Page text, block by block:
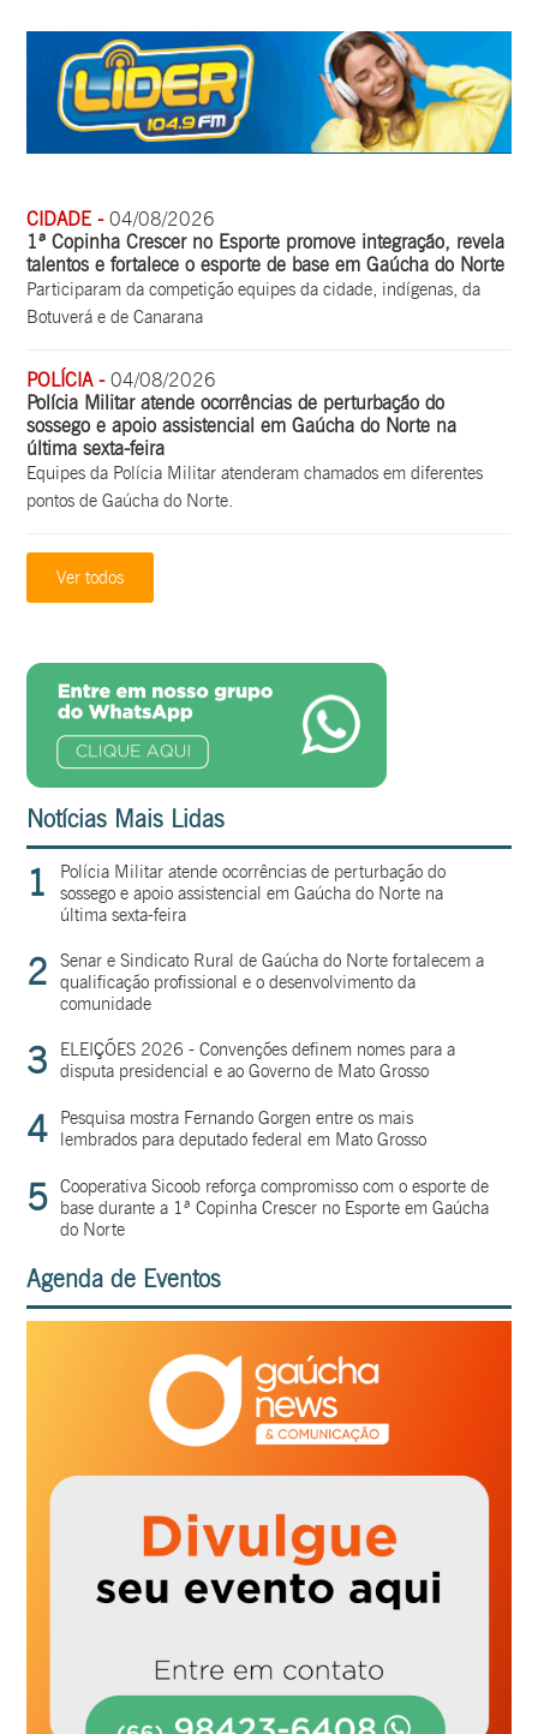
CIDADE -04/08/2026
1ª Copinha Crescer no Esporte promove integração, revela
talentos e fortalece o esporte de base em Gaúcha do Norte
Participaram da competição equipes da cidade, indígenas, da
Botuverá e de Canarana
POLÍCIA -04/08/2026
Polícia Militar atende ocorrências de perturbação do
sossego e apoio assistencial em Gaúcha do Norte na
última sexta-feira
Equipes da Polícia Militar atenderam chamados em diferentes
pontos de Gaúcha do Norte.
Ver todos
Notícias Mais Lidas
1
Polícia Militar atende ocorrências de perturbação do
sossego e apoio assistencial em Gaúcha do Norte na
última sexta-feira
2
Senar e Sindicato Rural de Gaúcha do Norte fortalecem a
qualificação profissional e o desenvolvimento da
comunidade
3
ELEIÇÕES 2026 - Convenções definem nomes para a
disputa presidencial e ao Governo de Mato Grosso
4
Pesquisa mostra Fernando Gorgen entre os mais
lembrados para deputado federal em Mato Grosso
5 Cooperativa Sicoob reforça compromisso com o esporte de
base durante a 1ª Copinha Crescer no Esporte em Gaúcha
do Norte
Agenda de Eventos